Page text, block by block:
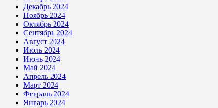
Декабрь 2024
Ноябрь 2024
Октябрь 2024
Сентябрь 2024
Август 2024
Июль 2024
Июнь 2024
Май 2024
Апрель 2024
Март 2024
Февраль 2024
Январь 2024